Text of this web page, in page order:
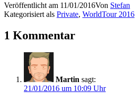
Veröffentlicht am 11/01/2016Von Stefan
Kategorisiert als Private, WorldTour 2016
1 Kommentar
Martin sagt:
21/01/2016 um 10:09 Uhr